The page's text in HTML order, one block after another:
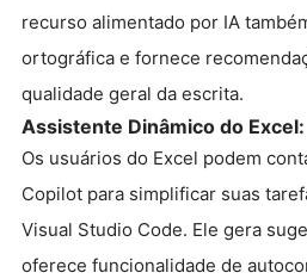
recurso alimentado por IA
ortográfica e fornece
qualidade geral da escrita.
Assistente Dinâmico do Excel:
Os usuários do Excel podem
Copilot para simplificar suas
Visual Studio Code. Ele gera
oferece funcionalidade de